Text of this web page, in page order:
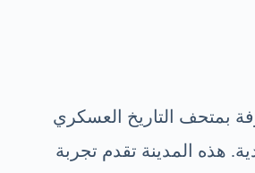
بمتحف التاريخ العسكري
هذه المدينة تقدم تجربة